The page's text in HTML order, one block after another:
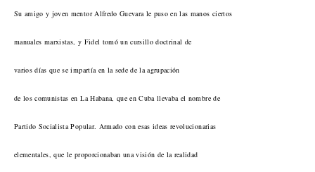
Su amigo y joven mentor Alfredo Guevara le puso en las manos ciertos
manuales marxistas, y Fidel tomó un cursillo doctrinal de
varios días que se impartía en la sede de la agrupación
de los comunistas en La Habana, que en Cuba llevaba el nombre de
Partido Socialista Popular. Armado con esas ideas revolucionarias
elementales, que le proporcionaban una visión de la realidad